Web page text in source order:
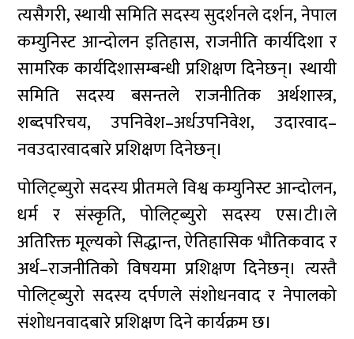
त्यसैगरी, स्थायी समिति सदस्य सुदर्शनले दर्शन, नेपाल
कम्युनिस्ट आन्दोलन इतिहास, राजनीति कार्यदिशा र
सामरिक कार्यदिशासम्बन्धी प्रशिक्षण दिनेछन्। स्थायी
समिति सदस्य बसन्तले राजनीतिक अर्थशास्त्र,
शब्दपरिचय, उपनिवेश–अर्धउपनिवेश, उदारवाद–
नवउदारवादबारे प्रशिक्षण दिनेछन्।
पोलिट्ब्युरो सदस्य प्रीतमले विश्व कम्युनिस्ट आन्दोलन,
धर्म र संस्कृति, पोलिट्ब्युरो सदस्य एस।टी।ले
अतिरिक्त मूल्यको सिद्धान्त, ऐतिहासिक भौतिकवाद र
अर्थ–राजनीतिको विषयमा प्रशिक्षण दिनेछन्। त्यस्तै
पोलिट्ब्युरो सदस्य दर्पणले संशोधनवाद र नेपालको
संशोधनवादबारे प्रशिक्षण दिने कार्यक्रम छ।